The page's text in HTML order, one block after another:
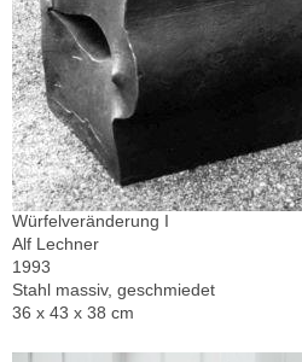
Würfelveränderung I
Alf Lechner
1993
Stahl massiv, geschmiedet
36 x 43 x 38 cm